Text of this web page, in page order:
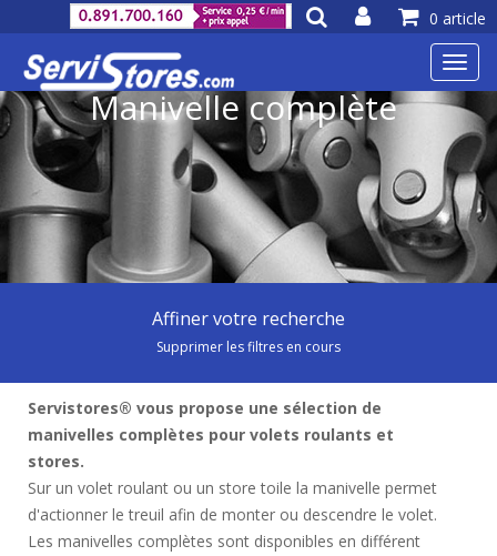
0 article
Manivelle complète
Affiner votre recherche
Supprimer les filtres en cours
Servistores® vous propose une sélection de
manivelles complètes pour volets roulants et
stores.
Sur un volet roulant ou un store toile la manivelle permet
d'actionner le treuil afin de monter ou descendre le volet.
Les manivelles complètes sont disponibles en différent